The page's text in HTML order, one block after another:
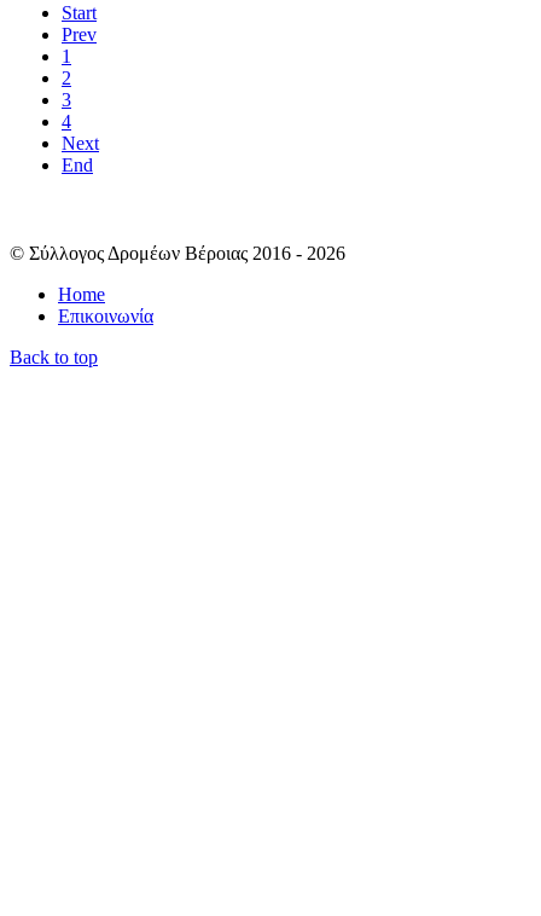
Start
Prev
1
2
3
4
Next
End
© Σύλλογος Δρομέων Βέροιας 2016 - 2026
Home
Επικοινωνία
Back to top